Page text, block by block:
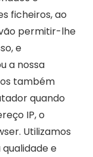
ficheiros, ao
permitir-lhe
e
a nossa
também
quando
IP, o
Utilizamos
e